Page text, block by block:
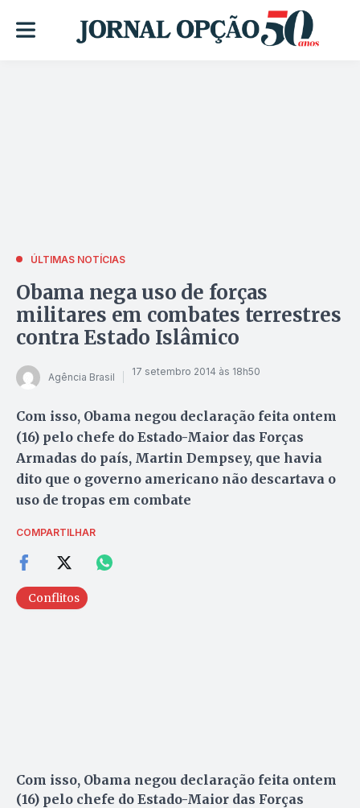
ÚLTIMAS NOTÍCIAS
Obama nega uso de forças
militares em combates terrestres
contra Estado Islâmico
Agência Brasil 17 setembro 2014 às 18h50
Com isso, Obama negou declaração feita ontem
(16) pelo chefe do Estado-Maior das Forças
Armadas do país, Martin Dempsey, que havia
dito que o governo americano não descartava o
uso de tropas em combate
COMPARTILHAR
Conflitos
Com isso, Obama negou declaração feita ontem
(16) pelo chefe do Estado-Maior das Forças